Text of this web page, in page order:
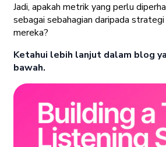
Jadi, apakah metrik yang perlu
sebagai sebahagian daripada
mereka?
Ketahui lebih lanjut dalam blog
bawah.